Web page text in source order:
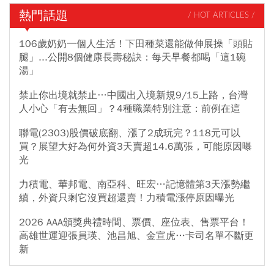
熱門話題 / HOT ARTICLES /
106歲奶奶一個人生活！下田種菜還能做伸展操「頭貼
腿」...公開8個健康長壽秘訣：每天早餐都喝「這1碗
湯」
禁止你出境就禁止…中國出入境新規9/15上路，台灣
人小心「有去無回」？4種職業特別注意：前例在這
聯電(2303)股價破底翻、漲了2成玩完？118元可以
買？展望大好為何外資3天賣超14.6萬張，可能原因曝
光
力積電、華邦電、南亞科、旺宏…記憶體第3天漲勢繼
續，外資只剩它沒買超還賣！力積電漲停原因曝光
2026 AAA頒獎典禮時間、票價、座位表、售票平台！
高雄世運迎張員瑛、池昌旭、金宣虎…卡司名單不斷更
新